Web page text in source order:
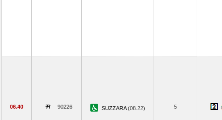
06.40 90226 SUZZARA(08.22) 5